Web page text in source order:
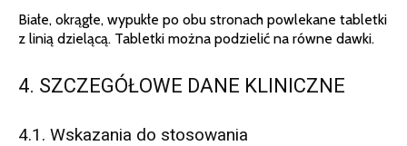
Białe, okrągłe, wypukłe po obu stronach powlekane tabletki
z linią dzielącą. Tabletki można podzielić na równe dawki.
4. SZCZEGÓŁOWE DANE KLINICZNE
4.1. Wskazania do stosowania